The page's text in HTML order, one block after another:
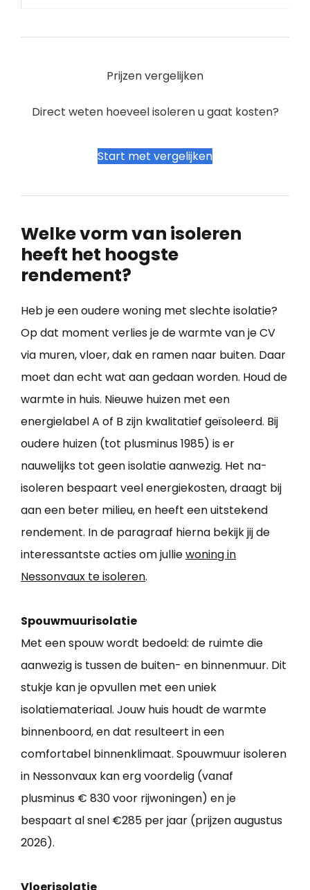
Prijzen vergelijken
Direct weten hoeveel isoleren u gaat kosten?
Start met vergelijken
Welke vorm van isoleren
heeft het hoogste
rendement?
Heb je een oudere woning met slechte isolatie?
Op dat moment verlies je de warmte van je CV
via muren, vloer, dak en ramen naar buiten. Daar
moet dan echt wat aan gedaan worden. Houd de
warmte in huis. Nieuwe huizen met een
energielabel A of B zijn kwalitatief geïsoleerd. Bij
oudere huizen (tot plusminus 1985) is er
nauwelijks tot geen isolatie aanwezig. Het na-
isoleren bespaart veel energiekosten, draagt bij
aan een beter milieu, en heeft een uitstekend
rendement. In de paragraaf hierna bekijk jij de
interessantste acties om julliewoning in
Nessonvaux te isoleren.
Spouwmuurisolatie
Met een spouw wordt bedoeld: de ruimte die
aanwezig is tussen de buiten- en binnenmuur. Dit
stukje kan je opvullen met een uniek
isolatiemateriaal. Jouw huis houdt de warmte
binnenboord, en dat resulteert in een
comfortabel binnenklimaat. Spouwmuur isoleren
in Nessonvaux kan erg voordelig (vanaf
plusminus € 830 voor rijwoningen) en je
bespaart al snel €285 per jaar (prijzen augustus
2026).